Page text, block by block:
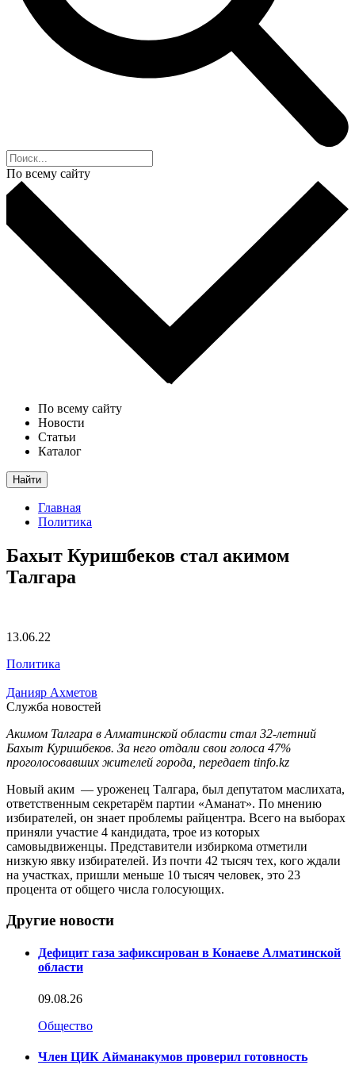
По всему сайту
По всему сайту
Новости
Статьи
Каталог
Найти
Главная
Политика
Бахыт Куришбеков стал акимом
Талгара
13.06.22
Политика
Данияр Ахметов
Служба новостей
Акимом Талгара в Алматинской области стал 32-летний
Бахыт Куришбеков. За него отдали свои голоса 47%
проголосовавших жителей города, передает tinfo.kz
Новый аким — уроженец Талгара, был депутатом маслихата,
ответственным секретарём партии «Аманат». По мнению
избирателей, он знает проблемы райцентра. Всего на выборах
приняли участие 4 кандидата, трое из которых
самовыдвиженцы. Представители избиркома отметили
низкую явку избирателей. Из почти 42 тысяч тех, кого ждали
на участках, пришли меньше 10 тысяч человек, это 23
процента от общего числа голосующих.
Другие новости
Дефицит газа зафиксирован в Конаеве Алматинской
области
09.08.26
Общество
Член ЦИК Айманакумов проверил готовность